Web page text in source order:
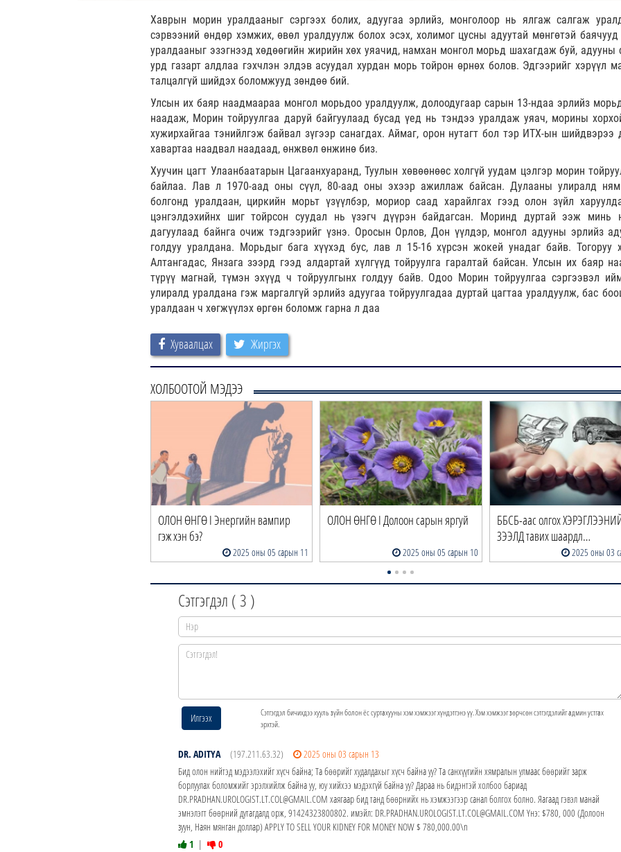
Хаврын морин уралдааныг сэргээх болих, адуугаа эрлийз, монголоор нь ялгаж салгаж
сэрвээний өндөр хэмжих, өвөл уралдуулж болох эсэх, холимог цусны адуутай мөнгөтэй
уралдааныг эзэгнээд хөдөөгийн жирийн хөх уяачид, намхан монгол морьд шахагдаж буй, адууны
урд газарт алдлаа гэхчлэн элдэв асуудал хурдан морь тойрон өрнөх болов. Эдгээрийг хэрүүл
талцалгүй шийдэх боломжууд зөндөө бий.
Улсын их баяр наадмаараа монгол морьдоо уралдуулж, долоодугаар сарын 13-ндаа эрлийз
наадаж, Морин тойруулгаа даруй байгуулаад бусад үед нь тэндээ уралдаж уяач, морины
хужирхайгаа тэнийлгэж байвал зүгээр санагдах. Аймаг, орон нутагт бол тэр ИТХ-ын шийдвэрээ
хавартаа наадвал наадаад, өнжвөл өнжинө биз.
Хуучин цагт Улаанбаатарын Цагаанхуаранд, Туулын хөвөөнөөс холгүй уудам цэлгэр морин
байлаа. Лав л 1970-аад оны сүүл, 80-аад оны эхээр ажиллаж байсан. Дулааны улиралд ням
болгонд уралдаан, циркийн морьт үзүүлбэр, мориор саад харайлгах гээд олон зүйл
цэнгэлдэхийнх шиг тойрсон суудал нь үзэгч дүүрэн байдагсан. Моринд дуртай ээж минь
дагуулаад байнга очиж тэдгээрийг үзнэ. Оросын Орлов, Дон үүлдэр, монгол адууны эрлийз
голдуу уралдана. Морьдыг бага хүүхэд бус, лав л 15-16 хүрсэн жокей унадаг байв. Тогоруу
Алтангадас, Янзага зээрд гээд алдартай хүлгүүд тойруулга гаралтай байсан. Улсын их баяр
түрүү магнай, түмэн эхүүд ч тойруулгынх голдуу байв. Одоо Морин тойруулгаа сэргээвэл
улиралд уралдана гэж маргалгүй эрлийз адуугаа тойруулгадаа дуртай цагтаа уралдуулж, бас
уралдаан ч хөгжүүлэх өргөн боломж гарна л даа
Хуваалцах Жиргэх
ХОЛБООТОЙ МЭДЭЭ
ОЛОН ӨНГӨ I Энергийн вампир
гэж хэн бэ?
2025 оны 05 сарын 11
ОЛОН ӨНГӨ I Долоон сарын яргуй
2025 оны 05 сарын 10
ББСБ-аас олгох
ЗЭЭЛД тавих шаардл…
2025 оны 03
Сэтгэгдэл ( 3 )
Илгээх
Сэтгэгдэл бичихдээ хууль зүйн болон ёс суртахууны хэм хэмжээг хүндэтгэнэ үү. Хэм хэмжээг зөрчсөн сэтгэгдэлийг админ устгах
эрхтэй.
DR. ADITYA (197.211.63.32)
2025 оны 03 сарын 13
Бид олон нийтэд мэдээлэхийг хүсч байна; Та бөөрийг худалдахыг хүсч байна уу? Та санхүүгийн хямралын улмаас бөөрийг зарж
борлуулах боломжийг эрэлхийлж байна уу, юу хийхээ мэдэхгүй байна уу? Дараа нь бидэнтэй холбоо бариад
DR.PRADHAN.UROLOGIST.LT.COL@GMAIL.COM хаягаар бид танд бөөрнийх нь хэмжээгээр санал болгох болно. Яагаад гэвэл манай
эмнэлэгт бөөрний дутагдалд орж, 91424323800802. имэйл: DR.PRADHAN.UROLOGIST.LT.COL@GMAIL.COM Yнэ: $780, 000 (Долоон
зуун, Наян мянган доллар) APPLY TO SELL YOUR KIDNEY FOR MONEY NOW $ 780,000.00\n
1 | 0